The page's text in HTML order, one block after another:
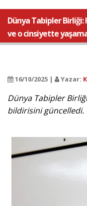
Dünya Tabipler
ve o cinsiyette
16/10/2025 | Yazar:
Dünya Tabipler
bildirisini güncelledi.